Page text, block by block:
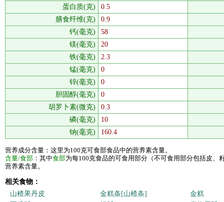
蛋白质(克)
0.5
膳食纤维(克)
0.9
钙(毫克)
58
镁(毫克)
20
铁(毫克)
2.3
锰(毫克)
0
锌(毫克)
0
胆固醇(毫克)
0
胡罗卜素(微克)
0.3
磷(毫克)
10
钠(毫克)
160.4
营养成分含量：这里为100克可食部食品中的营养素含量。
含量/食部 ：其中食部为每100克食品的可食用部分（不可食用部分包括皮、
营养素含量。
相关食物：
山楂果丹皮
金糕条[山楂条]
金糕